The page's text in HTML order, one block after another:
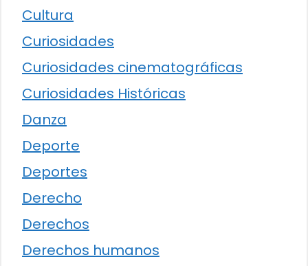
Cultura
Curiosidades
Curiosidades cinematográficas
Curiosidades Históricas
Danza
Deporte
Deportes
Derecho
Derechos
Derechos humanos